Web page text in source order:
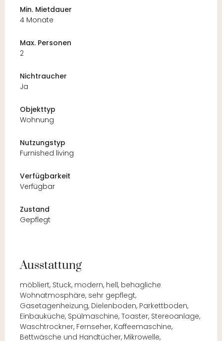
Min. Mietdauer
4 Monate
Max. Personen
2
Nichtraucher
Ja
Objekttyp
Wohnung
Nutzungstyp
Furnished living
Verfügbarkeit
Verfügbar
Zustand
Gepflegt
Ausstattung
möbliert, Stuck, modern, hell, behagliche
Wohnatmosphäre, sehr gepflegt,
Gasetagenheizung, Dielenboden, Parkettboden,
Einbauküche, Spülmaschine, Toaster, Stereoanlage,
Waschtrockner, Fernseher, Kaffeemaschine,
Bettwäsche und Handtücher, Mikrowelle,